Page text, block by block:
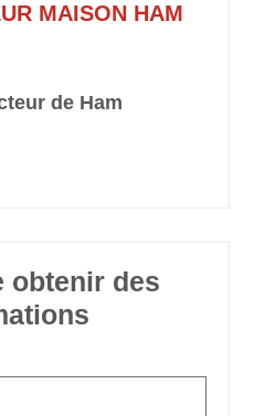
MAISON HAM
de Ham
obtenir des